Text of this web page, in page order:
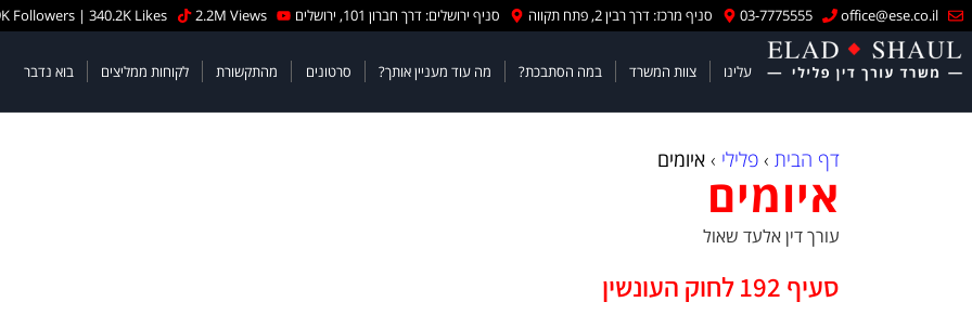
office@ese.co.il
03-7775555 סניף מרכז: דרך רבין 2, פתח תקווה סניף ירושלים: דרך חברון 101, ירושלים 2.2M Views
Followers | 340.2K Likes
עלינו צוות המשרד במה הסתבכת? מה עוד מעניין אותך? סרטונים מהתקשורת לקוחות ממליצים בוא נדבר
דף הבית › פלילי › איומים
איומים
עורך דין אלעד שאול
סעיף 192 לחוק העונשין